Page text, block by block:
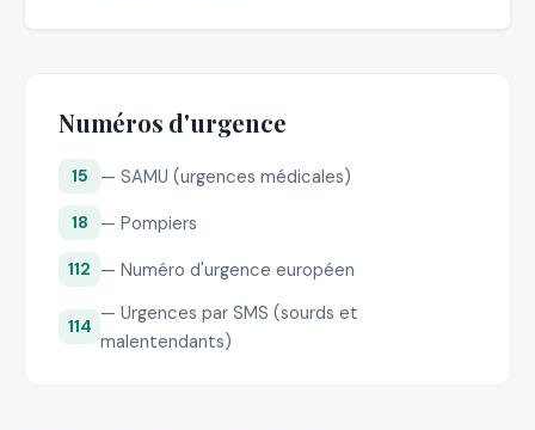
Numéros d'urgence
15 — SAMU (urgences médicales)
18 — Pompiers
112 — Numéro d'urgence européen
114
— Urgences par SMS (sourds et
malentendants)